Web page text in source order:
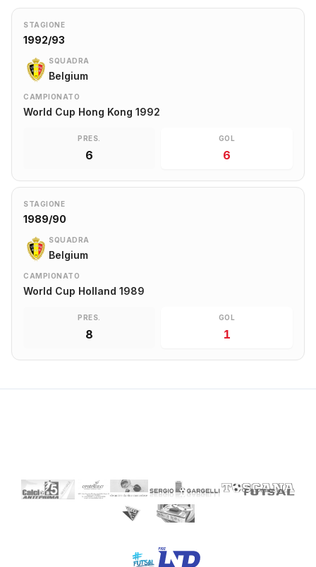
STAGIONE
1992/93
SQUADRA
Belgium
CAMPIONATO
World Cup Hong Kong 1992
PRES.
6
GOL
6
STAGIONE
1989/90
SQUADRA
Belgium
CAMPIONATO
World Cup Holland 1989
PRES.
8
GOL
1